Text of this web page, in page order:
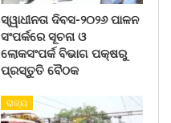
ସ୍ୱାଧୀନତା ଦିବସ-୨୦୨୬ ପାଳନ
ସଂପର୍କରେ ସୂଚନା ଓ
ଲୋକସଂପର୍କ ବିଭାଗ ପକ୍ଷରୁ
ପ୍ରସ୍ତୁତି ବୈଠକ
ରାଜ୍ୟ